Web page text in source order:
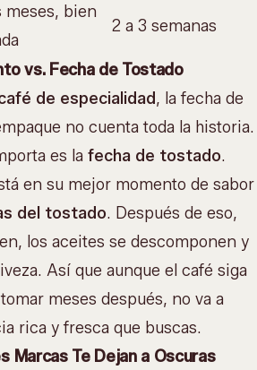
meses, bien
2 a 3 semanas
vs. Fecha de Tostado
de especialidad, la fecha de
no cuenta toda la historia.
es la fecha de tostado.
en su mejor momento de sabor
del tostado. Después de eso,
los aceites se descomponen y
Así que aunque el café siga
meses después, no va a
rica y fresca que buscas.
Marcas Te Dejan a Oscuras